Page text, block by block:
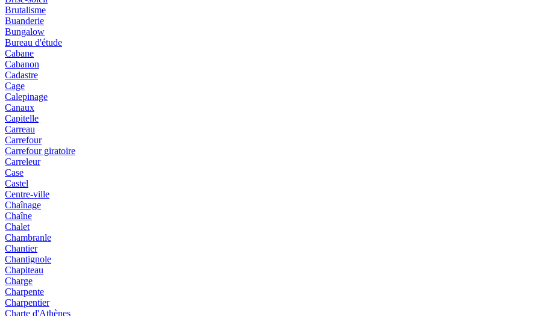
Brutalisme
Buanderie
Bungalow
Bureau d'étude
Cabane
Cabanon
Cadastre
Cage
Calepinage
Canaux
Capitelle
Carreau
Carrefour
Carrefour giratoire
Carreleur
Case
Castel
Centre-ville
Chaînage
Chaîne
Chalet
Chambranle
Chantier
Chantignole
Chapiteau
Charge
Charpente
Charpentier
Charte d'Athènes